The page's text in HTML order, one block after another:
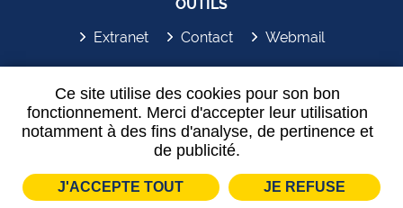
Ce site utilise des cookies pour son bon
fonctionnement. Merci d'accepter leur utilisation
notamment à des fins d'analyse, de pertinence et
de publicité.
J'ACCEPTE TOUT JE REFUSE
OUTILS
Extranet
Contact Webmail
SYDEM'APP
Plan de site Mentions légales Partenaires